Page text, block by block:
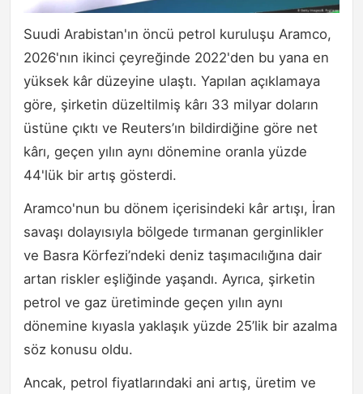
Suudi Arabistan'ın öncü petrol kuruluşu Aramco,
2026'nın ikinci çeyreğinde 2022'den bu yana en
yüksek kâr düzeyine ulaştı. Yapılan açıklamaya
göre, şirketin düzeltilmiş kârı 33 milyar doların
üstüne çıktı ve Reuters’ın bildirdiğine göre net
kârı, geçen yılın aynı dönemine oranla yüzde
44'lük bir artış gösterdi.
Aramco'nun bu dönem içerisindeki kâr artışı, İran
savaşı dolayısıyla bölgede tırmanan gerginlikler
ve Basra Körfezi’ndeki deniz taşımacılığına dair
artan riskler eşliğinde yaşandı. Ayrıca, şirketin
petrol ve gaz üretiminde geçen yılın aynı
dönemine kıyasla yaklaşık yüzde 25’lik bir azalma
söz konusu oldu.
Ancak, petrol fiyatlarındaki ani artış, üretim ve